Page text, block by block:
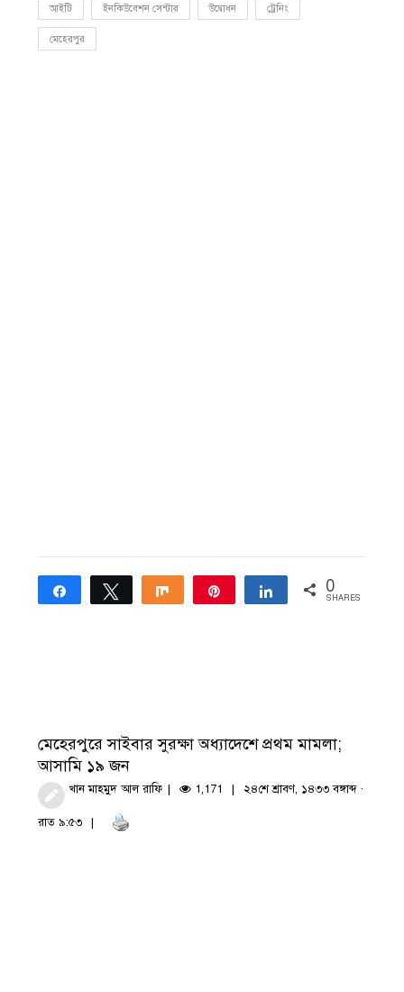
আইটি ইনকিউবেশন সেন্টার উদ্বোধন ট্রেনিং
মেহেরপুর
Share Tweet Share Share 0
SHARES
মেহেরপুরে সাইবার সুরক্ষা অধ্যাদেশে প্রথম মামলা;
আসামি ১৯ জন
খান মাহমুদ আল রাফি 1,171 ২৪শে শ্রাবণ, ১৪৩৩ বঙ্গাব্দ ·
রাত ৯:৫৩